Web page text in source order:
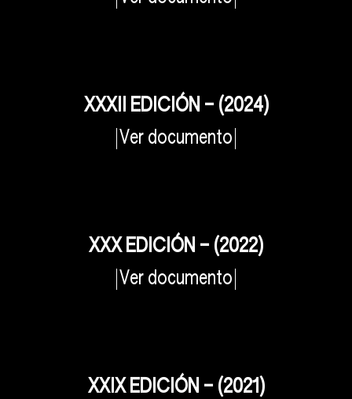
XXXII EDICIÓN – (2024)
Ver documento
XXX EDICIÓN – (2022)
Ver documento
XXIX EDICIÓN – (2021)